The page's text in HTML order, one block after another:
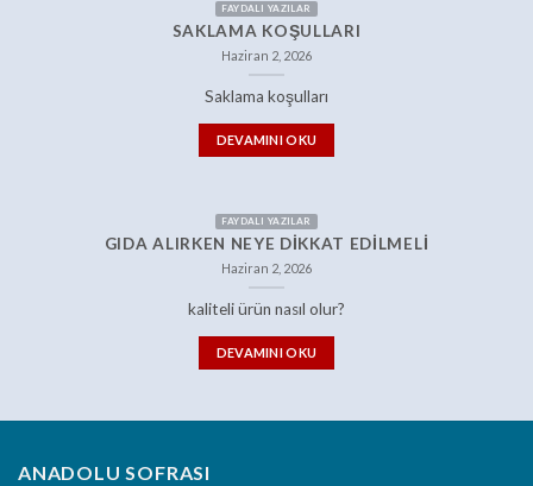
FAYDALI YAZILAR
SAKLAMA KOŞULLARI
Haziran 2, 2026
Saklama koşulları
DEVAMINI OKU
FAYDALI YAZILAR
GIDA ALIRKEN NEYE DIKKAT EDILMELI
Haziran 2, 2026
kaliteli ürün nasıl olur?
DEVAMINI OKU
ANADOLU SOFRASI